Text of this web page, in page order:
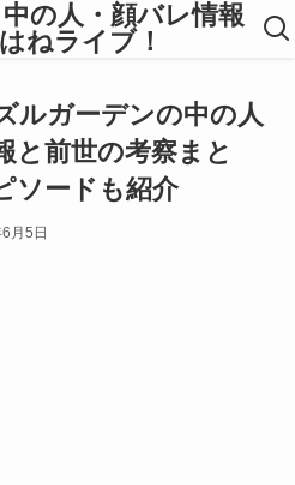
の人・顔バレ情報
ねライブ！
ルガーデンの中の人
と前世の考察まと
ソードも紹介
月5日